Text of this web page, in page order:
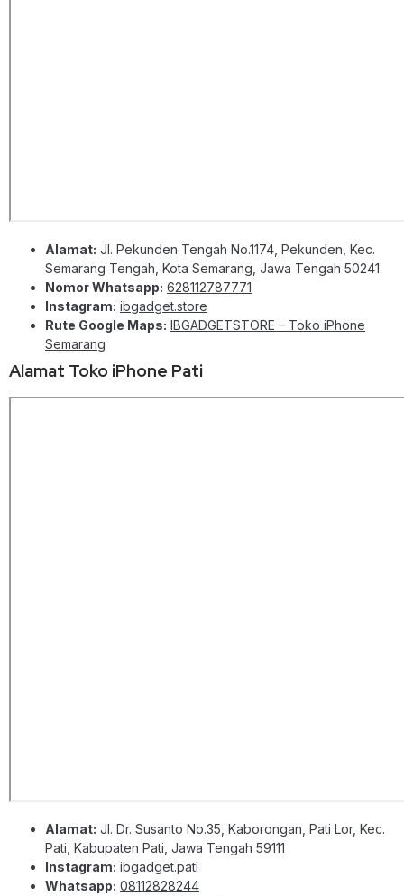
Alamat: Jl. Pekunden Tengah No.1174, Pekunden, Kec.
Semarang Tengah, Kota Semarang, Jawa Tengah 50241
Nomor Whatsapp: 628112787771
Instagram: ibgadget.store
Rute Google Maps: IBGADGETSTORE – Toko iPhone
Semarang
Alamat Toko iPhone Pati
Alamat: Jl. Dr. Susanto No.35, Kaborongan, Pati Lor, Kec.
Pati, Kabupaten Pati, Jawa Tengah 59111
Instagram: ibgadget.pati
Whatsapp: 08112828244